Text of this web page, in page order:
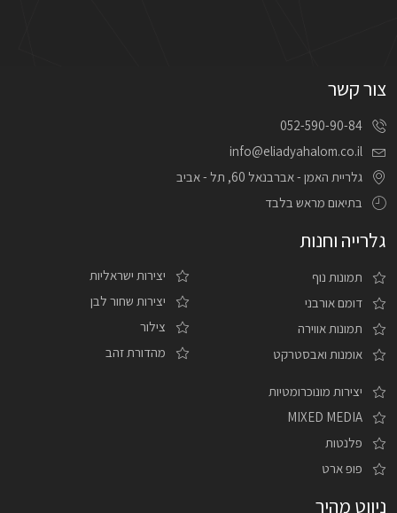
צור קשר
052-590-90-84
info@eliadyahalom.co.il
גלריית האמן - אברבנאל 60, תל - אביב
בתיאום מראש בלבד
גלרייה וחנות
תמונות נוף
דומם אורבני
תמונות אווירה
אומנות ואבסטרקט
יצירות ישראליות
יצירות שחור לבן
צילור
מהדורת זהב
יצירות מונוכרומטיות
MIXED MEDIA
פלנטות
פופ ארט
ניווט מהיר